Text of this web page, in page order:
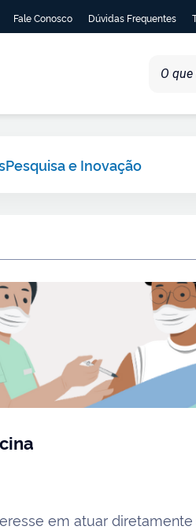
Fale Conosco Dúvidas Frequentes
Pesquisa e Inovação
em atuar